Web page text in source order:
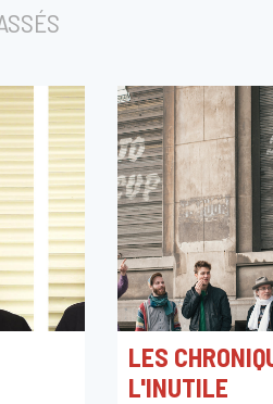
LES
L'INUTILE